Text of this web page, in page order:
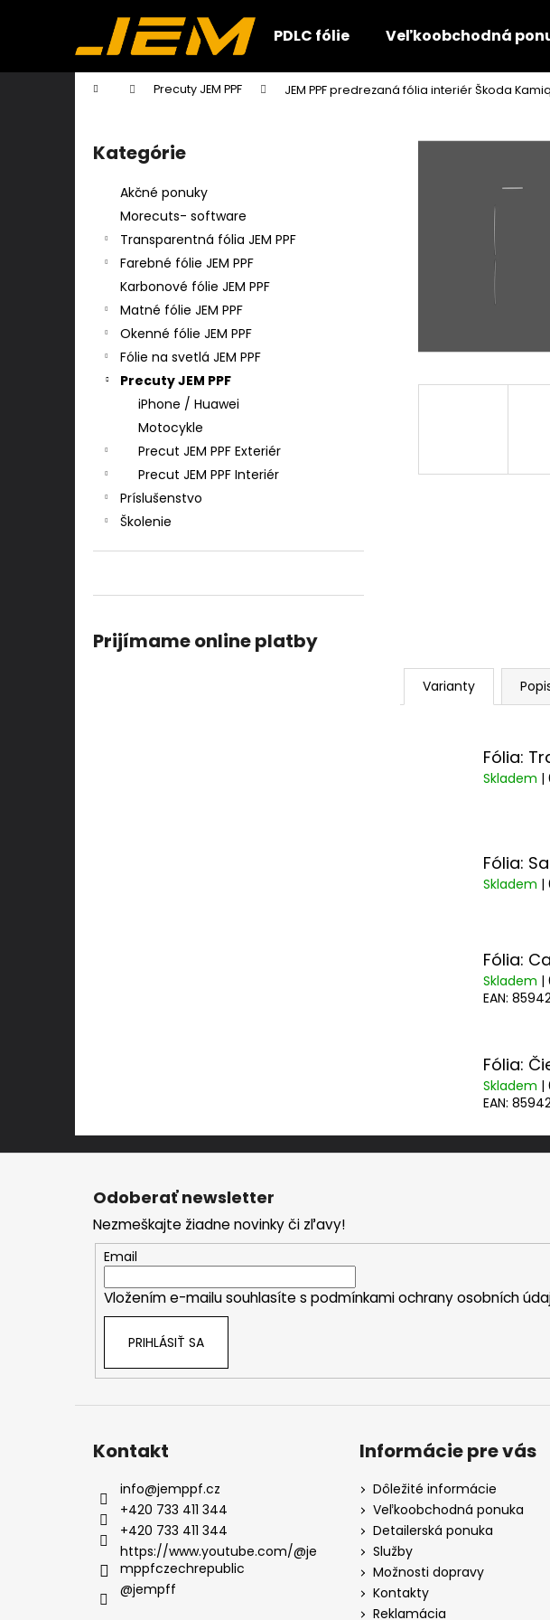
PDLC fólie Veľkoobchodná
Domov Precuty JEM PPF JEM PPF predrezaná fólia interiér Škoda Kamiq
Preskočiť
kategórie
Kategórie
Akčné ponuky
Morecuts- software
Transparentná fólia JEM PPF
Farebné fólie JEM PPF
Karbonové fólie JEM PPF
Matné fólie JEM PPF
Okenné fólie JEM PPF
Fólie na svetlá JEM PPF
Precuty JEM PPF
iPhone / Huawei
Motocykle
Precut JEM PPF Exteriér
Precut JEM PPF Interiér
Príslušenstvo
Školenie
Prijímame online platby
Varianty
Fólia:
Skladem |
Fólia:
Skladem |
Fólia:
Skladem |
EAN:
Fólia:
Skladem |
EAN:
í
Späť
do
Späť
do
Čo
Odoberať newsletter
Nezmeškajte žiadne novinky či zľavy!
Email
Vložením e-mailu souhlasíte s podmínkami ochrany osobních
PRIHLÁSIŤ SA
Kontakt
info@jemppf.cz
+420 733 411 344
+420 733 411 344
https://www.youtube.com/@je
mppfczechrepublic
@jempff
Informácie pre vás
Dôležité informácie
Veľkoobchodná ponuka
Detailerská ponuka
Služby
Možnosti dopravy
Kontakty
Reklamácia